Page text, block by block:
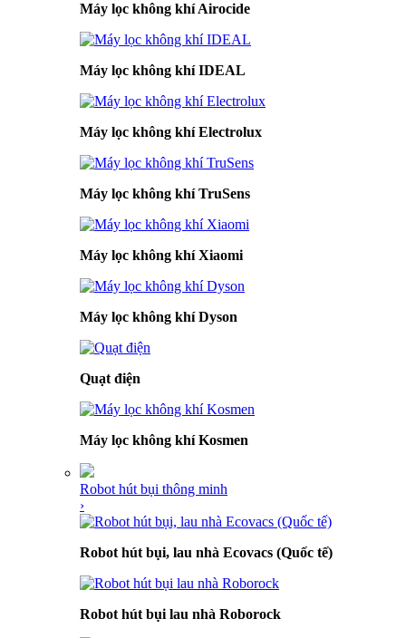
Máy lọc không khí Airocide
Máy lọc không khí IDEAL
Máy lọc không khí Electrolux
Máy lọc không khí TruSens
Máy lọc không khí Xiaomi
Máy lọc không khí Dyson
Quạt điện
Máy lọc không khí Kosmen
Robot hút bụi thông minh
›
Robot hút bụi, lau nhà Ecovacs (Quốc tế)
Robot hút bụi lau nhà Roborock